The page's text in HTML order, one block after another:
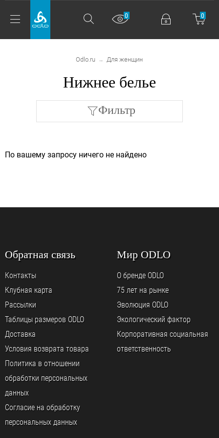
0
0
Odlo.ru → Для женщин
Нижнее белье
Фильтр
По вашему запросу ничего не найдено
Обратная связь
Контакты
Клубная карта
Рассылки
Таблицы размеров ODLO
Доставка
Условия возврата товара
Политика в отношении
обработки персональных
данных
Согласие на обработку
персональных данных
Мир ODLO
О бренде ODLO
75 лет на рынке
Эволюция ODLO
Экологический фактор
Корпоративная социальная
ответственность